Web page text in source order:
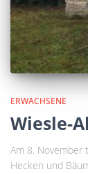
ERWACHSENE
Wiesle-
Am 8. November
Hecken und